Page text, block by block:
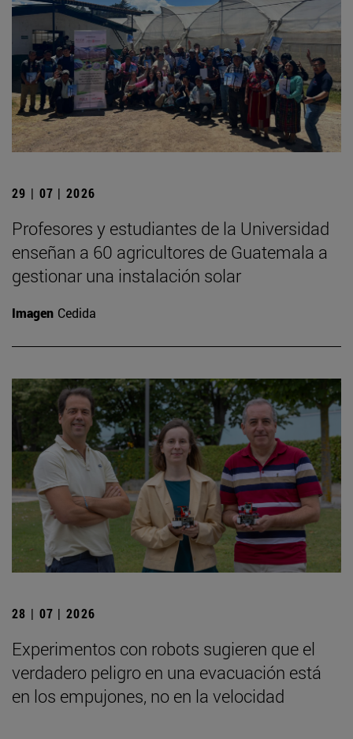
29 | 07 | 2026
Profesores y estudiantes de la Universidad
enseñan a 60 agricultores de Guatemala a
gestionar una instalación solar
Imagen Cedida
28 | 07 | 2026
Experimentos con robots sugieren que el
verdadero peligro en una evacuación está
en los empujones, no en la velocidad